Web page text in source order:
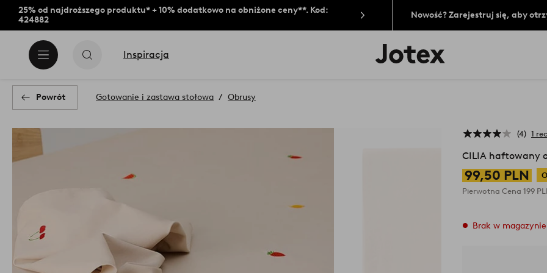
25% od najdroższego produktu* + 10% dodatkowo na obniżone ceny**. Kod:
424882
Nowość? Zarejestruj się, aby
Inspiracja
Logo
Jotex
Powrót Gotowanie i zastawa stołowa Obrusy
4 1
CILIA haftowany
99,50 PLN
Pierwotna Cena199
Brak w magazynie